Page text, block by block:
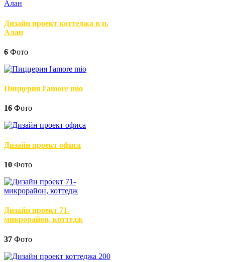
Дизайн проект коттеджа в п.
Алан
6 Фото
Пиццерия l'amore mio
16 Фото
Дизайн проект офиса
10 Фото
Дизайн проект 71-
микрорайон, коттедж
37 Фото